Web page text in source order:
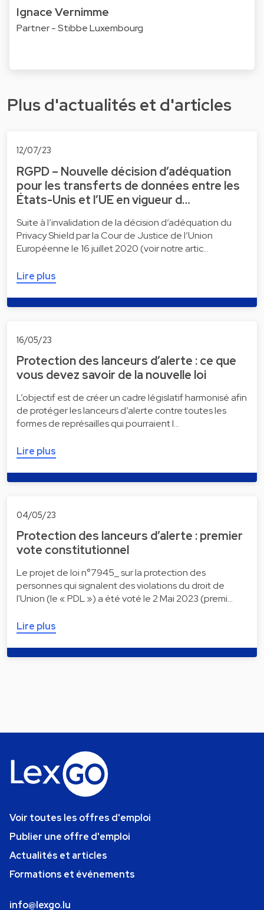
Ignace Vernimme
Partner - Stibbe Luxembourg
Plus d'actualités et d'articles
12/07/23
RGPD – Nouvelle décision d’adéquation
pour les transferts de données entre les
États-Unis et l’UE en vigueur d…
Suite à l’invalidation de la décision d’adéquation du
Privacy Shield par la Cour de Justice de l’Union
Européenne le 16 juillet 2020 (voir notre artic…
Lire plus
16/05/23
Protection des lanceurs d’alerte : ce que
vous devez savoir de la nouvelle loi
L’objectif est de créer un cadre législatif harmonisé afin
de protéger les lanceurs d’alerte contre toutes les
formes de représailles qui pourraient l…
Lire plus
04/05/23
Protection des lanceurs d’alerte : premier
vote constitutionnel
Le projet de loi n°7945_ sur la protection des
personnes qui signalent des violations du droit de
l'Union (le « PDL ») a été voté le 2 Mai 2023 (premi…
Lire plus
Voir toutes les offres d'emploi
Publier une offre d'emploi
Actualités et articles
Formations et événements
info@lexgo.lu